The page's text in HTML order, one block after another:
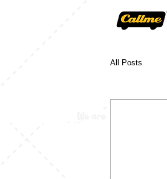
All Posts